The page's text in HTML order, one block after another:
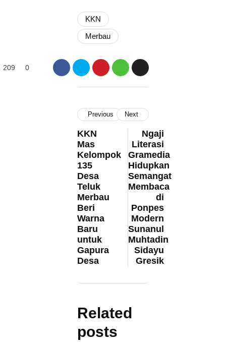
KKN
Merbau
209 0
Previous
KKN
Mas
Kelompok
135
Desa
Teluk
Merbau
Beri
Warna
Baru
untuk
Gapura
Desa
Next
Ngaji
Literasi
Gramedia
Hidupkan
Semangat
Membaca
di
Ponpes
Modern
Sunanul
Muhtadin
Sidayu
Gresik
Related
posts